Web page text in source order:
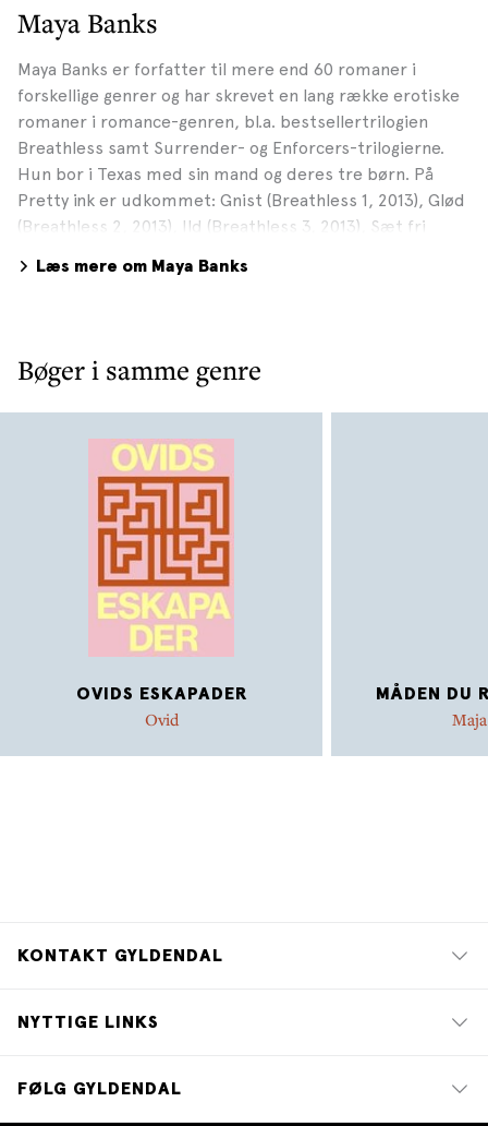
Maya Banks
Maya Banks er forfatter til mere end 60 romaner i
forskellige genrer og har skrevet en lang række erotiske
romaner i romance-genren, bl.a. bestsellertrilogien
Breathless samt Surrender- og Enforcers-trilogierne.
Hun bor i Texas med sin mand og deres tre børn. På
Pretty ink er udkommet: Gnist (Breathless 1, 2013), Glød
(Breathless 2, 2013), Ild (Breathless 3, 2013), Sæt fri
hele (Surrender 3, 2014), Besat (Enforcers 1, 2017),
Læs mere om Maya Banks
Bøger i samme genre
OVIDS ESKAPADER
Ovid
MÅDEN DU
KONTAKT GYLDENDAL
NYTTIGE LINKS
FØLG GYLDENDAL